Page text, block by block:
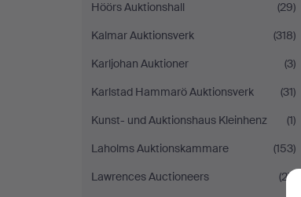
Höörs Auktionshall
(29)
Kalmar Auktionsverk
(318)
Karljohan Auktioner
(3)
Karlstad Hammarö Auktionsverk
(31)
Kunst- und Auktionshaus Kleinhenz
(1)
Laholms Auktionskammare
(153)
Lawrences Auctioneers
(27)